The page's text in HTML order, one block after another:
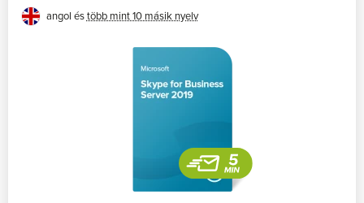
MS SharePoint Server
angol éstöbb mint 10 másik nyelv